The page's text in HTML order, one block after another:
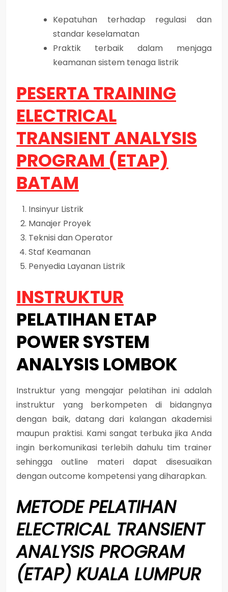
Kepatuhan terhadap regulasi dan
standar keselamatan
Praktik terbaik dalam menjaga
keamanan sistem tenaga listrik
PESERTA TRAINING
ELECTRICAL
TRANSIENT ANALYSIS
PROGRAM (ETAP)
BATAM
Insinyur Listrik
Manajer Proyek
Teknisi dan Operator
Staf Keamanan
Penyedia Layanan Listrik
INSTRUKTUR
PELATIHAN ETAP
POWER SYSTEM
ANALYSIS LOMBOK
Instruktur yang mengajar pelatihan ini adalah
instruktur yang berkompeten di bidangnya
dengan baik, datang dari kalangan akademisi
maupun praktisi. Kami sangat terbuka jika Anda
ingin berkomunikasi terlebih dahulu tim trainer
sehingga outline materi dapat disesuaikan
dengan outcome kompetensi yang diharapkan.
METODEPELATIHAN
ELECTRICAL TRANSIENT
ANALYSIS PROGRAM
(ETAP) KUALA LUMPUR